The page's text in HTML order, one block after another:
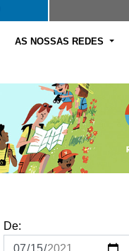
AS NOSSAS REDES
De: